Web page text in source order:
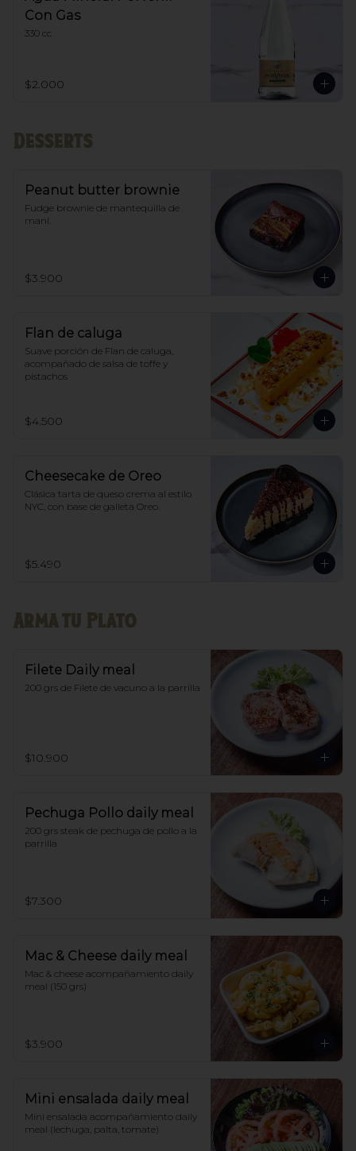
Con Gas
330 cc
$2.000
Desserts
Peanut butter brownie
Fudge brownie de mantequilla de
maní.
$3.900
Flan de caluga
Suave porción de Flan de caluga,
acompañado de salsa de toffe y
pistachos
$4.500
Cheesecake de Oreo
Clásica tarta de queso crema al estilo
NYC, con base de galleta Oreo.
$5.490
Arma tu Plato
Filete Daily meal
200 grs de Filete de vacuno a la parrilla
$10.900
Pechuga Pollo daily meal
200 grs steak de pechuga de pollo a la
parrilla
$7.300
Mac & Cheese daily meal
Mac & cheese acompañamiento daily
meal (150 grs)
$3.900
Mini ensalada daily meal
Mini ensalada acompañamiento daily
meal (lechuga, palta, tomate)